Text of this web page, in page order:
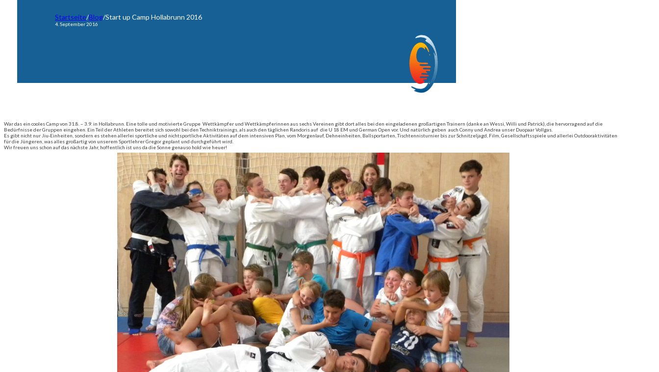
Startseite/Blog/Start up Camp Hollabrunn 2016
4. September 2016
War das ein cooles Camp von 31.8. – 3.9. in Hollabrunn. Eine tolle und motivierte Gruppe Wettkämpfer und Wettkämpferinnen aus sechs Vereinen gibt dort alles bei den eingeladenen großartigen Trainern (danke an Wessi, Willi und Patrick), die hervorragend auf die
Bedürfnisse der Gruppen eingehen. Ein Teil der Athleten bereitet sich sowohl bei den Techniktrainings, als auch den täglichen Randoris auf die U 18 EM und German Open vor. Und natürlich geben auch Conny und Andrea unser Duopaar Vollgas.
Es gibt nicht nur Jiu-Einheiten, sondern es stehen allerlei sportliche und nichtsportliche Aktivitäten auf dem intensiven Plan, vom Morgenlauf, Dehneinheiten, Ballsportarten, Tischtennisturnier bis zur Schnitzeljagd, Film, Gesellschaftsspiele und allerlei Outdooraktivitäten
für die Jüngeren, was alles großartig von unserem Sportlehrer Gregor geplant und durchgeführt wird.
Wir freuen uns schon auf das nächste Jahr, hoffentlich ist uns da die Sonne genauso hold wie heuer!